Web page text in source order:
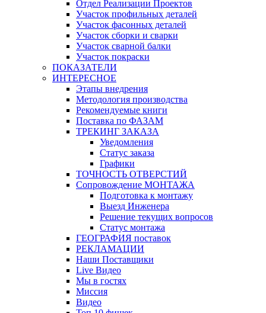
Отдел Реализации Проектов
Участок профильных деталей
Участок фасонных деталей
Участок сборки и сварки
Участок сварной балки
Участок покраски
ПОКАЗАТЕЛИ
ИНТЕРЕСНОЕ
Этапы внедрения
Методология производства
Рекомендуемые книги
Поставка по ФАЗАМ
ТРЕКИНГ ЗАКАЗА
Уведомления
Статус заказа
Графики
ТОЧНОСТЬ ОТВЕРСТИЙ
Сопровождение МОНТАЖА
Подготовка к монтажу
Выезд Инженера
Решение текущих вопросов
Статус монтажа
ГЕОГРАФИЯ поставок
РЕКЛАМАЦИИ
Наши Поставщики
Live Видео
Мы в гостях
Миссия
Видео